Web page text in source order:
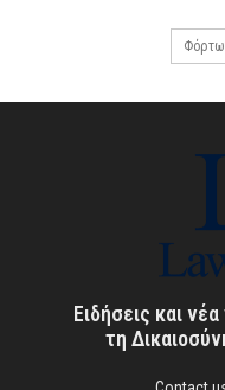
Ειδήσεις και
τη